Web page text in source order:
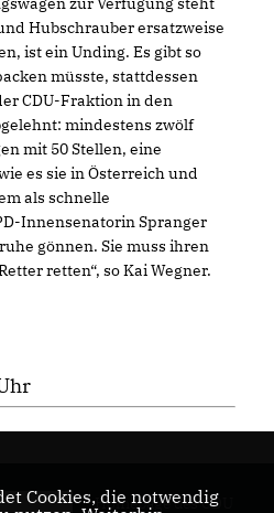
Hubschrauber ersatzweise
ist ein Unding. Es gibt so
müsste, stattdessen
CDU-Fraktion in den
mindestens zwölf
mit 50 Stellen, eine
es sie in Österreich und
als schnelle
Innensenatorin Spranger
gönnen. Sie muss ihren
retten“, so Kai Wegner.
Homepage des CDU
Cookies, die notwendig